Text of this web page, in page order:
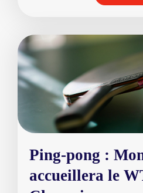
Ping-pong :
accueillera le